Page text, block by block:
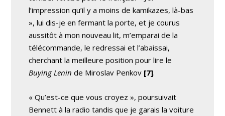
l’impression qu’il y a moins de kamikazes, là-bas
», lui dis-je en fermant la porte, et je courus
aussitôt à mon nouveau lit, m’emparai de la
télécommande, le redressai et l’abaissai,
cherchant la meilleure position pour lire le
Buying Lenin de Miroslav Penkov [7].
« Qu’est-ce que vous croyez », poursuivait
Bennett à la radio tandis que je garais la voiture